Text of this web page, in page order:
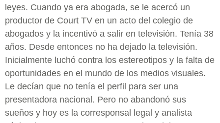
leyes. Cuando ya era abogada, se le acercó un
productor de Court TV en un acto del colegio de
abogados y la incentivó a salir en televisión. Tenía 38
años. Desde entonces no ha dejado la televisión.
Inicialmente luchó contra los estereotipos y la falta de
oportunidades en el mundo de los medios visuales.
Le decían que no tenía el perfil para ser una
presentadora nacional. Pero no abandonó sus
sueños y hoy es la corresponsal legal y analista